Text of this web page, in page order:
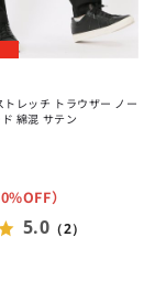
トレッチ トラウザー ノー
綿混 サテン
）
5.0 （2）